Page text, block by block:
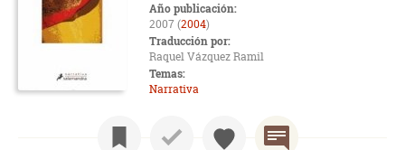
Año publicación:
2007 (2004)
Traducción por:
Raquel Vázquez Ramil
Temas:
Narrativa